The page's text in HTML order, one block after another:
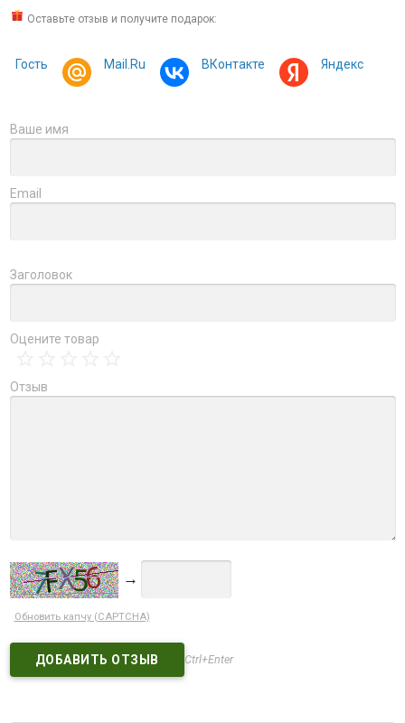
Оставьте отзыв и получите подарок:
Гость Mail.Ru ВКонтакте Яндекс
Ваше имя
Email
Заголовок
Оцените товар
Отзыв
→
Обновить капчу (CAPTCHA)
Ctrl+Enter